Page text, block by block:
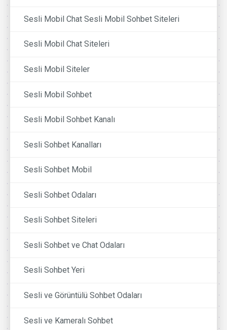
Sesli Mobil Chat Sesli Mobil Sohbet Siteleri
Sesli Mobil Chat Siteleri
Sesli Mobil Siteler
Sesli Mobil Sohbet
Sesli Mobil Sohbet Kanalı
Sesli Sohbet Kanalları
Sesli Sohbet Mobil
Sesli Sohbet Odaları
Sesli Sohbet Siteleri
Sesli Sohbet ve Chat Odaları
Sesli Sohbet Yeri
Sesli ve Görüntülü Sohbet Odaları
Sesli ve Kameralı Sohbet